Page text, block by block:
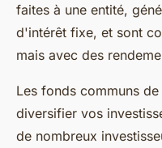
faites à une entité,
d'intérêt fixe, et sont
mais avec des
Les fonds communs
diversifier vos
de nombreux